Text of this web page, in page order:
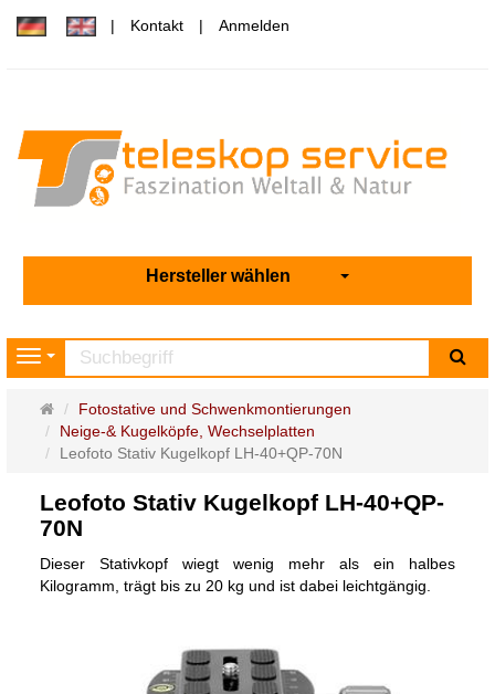
Kontakt Anmelden
Hersteller wählen
Navigation
Startseite
Fotostative und Schwenkmontierungen
Neige-& Kugelköpfe, Wechselplatten
Leofoto Stativ Kugelkopf LH-40+QP-70N
Leofoto Stativ Kugelkopf LH-40+QP-
70N
Dieser Stativkopf wiegt wenig mehr als ein halbes
Kilogramm, trägt bis zu 20 kg und ist dabei leichtgängig.